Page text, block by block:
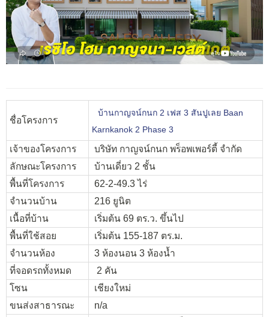
ชื่อโครงการ
บ้านกาญจน์กนก 2 เฟส 3 สันปูเลย Baan
Karnkanok 2 Phase 3
เจ้าของโครงการ
บริษัท กาญจน์กนก พร็อพเพอร์ตี้ จำกัด
ลักษณะโครงการ
บ้านเดี่ยว 2 ชั้น
พื้นที่โครงการ
62-2-49.3 ไร่
จำนวนบ้าน
216 ยูนิต
เนื้อที่บ้าน
เริ่มต้น 69 ตร.ว. ขึ้นไป
พื้นที่ใช้สอย
เริ่มต้น 155-187 ตร.ม.
จำนวนห้อง
3 ห้องนอน 3 ห้องน้ำ
ที่จอดรถทั้งหมด
2 คัน
โซน
เชียงใหม่
ขนส่งสาธารณะ
n/a